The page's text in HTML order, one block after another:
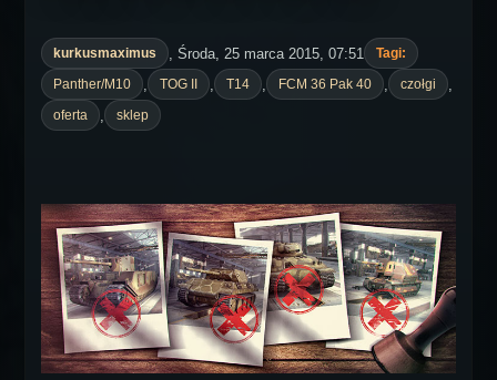
kurkusmaximus , Środa, 25 marca 2015, 07:51
Tagi:
Panther/M10
TOG II T14 FCM 36 Pak 40 czołgi
oferta sklep